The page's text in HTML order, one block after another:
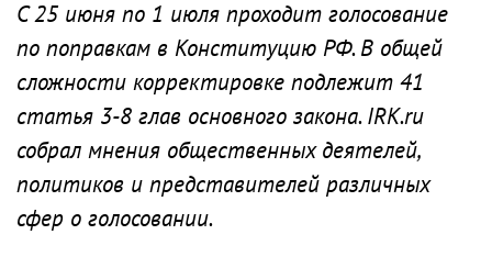
С 25 июня по 1 июля проходит голосование
по поправкам в Конституцию РФ. В общей
сложности корректировке подлежит 41
статья 3-8 глав основного закона. IRK.ru
собрал мнения общественных деятелей,
политиков и представителей различных
сфер о голосовании.